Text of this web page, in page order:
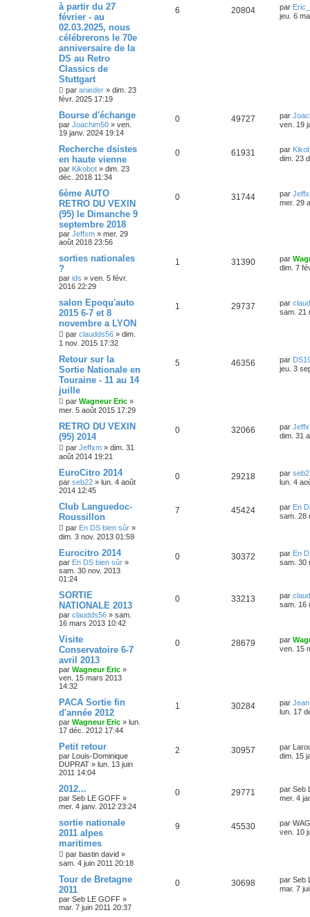
à partir du 27
février - au
02.03.2025, nous
célébrerons le 70e
anniversaire de la
DS au Retro
Classics de
Stuttgart
par anieder » dim. 23
févr. 2025 17:19
6 20804 par
jeu. 6
Bourse d'échange
par Joachim50 » ven.
19 janv. 2024 19:14
0 49727 par
ven. 19
Recherche dsistes
en haute vienne
par Kikobot » dim. 23
déc. 2018 11:34
0 61931 par
dim. 23
6ème AUTO
RETRO DU VEXIN
(95) le Dimanche 9
septembre 2018
par Jeffxm » mer. 29
août 2018 23:56
0 31744 par
mer. 29
sorties nationales
?
par ids » ven. 5 févr.
2016 22:29
1 31390 par
dim. 7
salon Epoqu'auto
2015 6-7 et 8
novembre a LYON
par claudds56 » dim.
1 nov. 2015 17:32
1 29737 par
sam. 21
Retour sur la
Sortie Nationale en
Touraine - 11 au 14
juille
par Wagneur Eric »
mer. 5 août 2015 17:29
5 46356 par
jeu. 3
RETRO DU VEXIN
(95) 2014
par Jeffxm » dim. 31
août 2014 19:21
0 32066 par
dim. 31
EuroCitro 2014
par seb22 » lun. 4 août
2014 12:45
0 29218 par
lun. 4
Club Languedoc-
Roussillon
par En DS bien sûr »
dim. 3 nov. 2013 01:59
7 45424 par En
sam. 28
Eurocitro 2014
par En DS bien sûr »
sam. 30 nov. 2013
01:24
0 30372 par En
sam. 30
SORTIE
NATIONALE 2013
par claudds56 » sam.
16 mars 2013 10:42
0 33213 par
sam. 16
Visite
Conservatoire 6-7
avril 2013
par Wagneur Eric »
ven. 15 mars 2013
14:32
0 28679 par
ven. 15
PACA Sortie fin
d'année 2012
par Wagneur Eric » lun.
17 déc. 2012 17:44
1 30284 par
lun. 17
Petit retour
par Louis-Dominique
DUPRAT » lun. 13 juin
2011 14:04
2 30957 par
dim. 15
2012...
par Seb LE GOFF »
mer. 4 janv. 2012 23:24
0 29771 par Seb
mer. 4
sortie nationale
2011 alpes
maritimes
par bastin david »
sam. 4 juin 2011 20:18
9 45530 par
ven. 10
Tour de Bretagne
2011
par Seb LE GOFF »
mar. 7 juin 2011 20:37
0 30698 par Seb
mar. 7